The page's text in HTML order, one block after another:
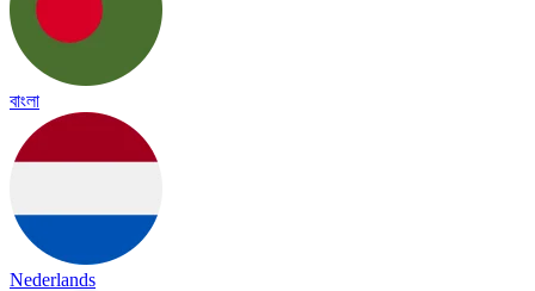
বাংলা
Nederlands